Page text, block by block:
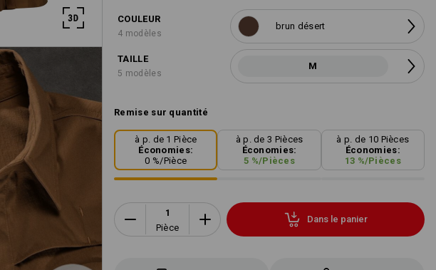
COULEUR
4 modèles
brun désert
TAILLE
5 modèles
M
Remise sur quantité
à p. de 1 Pièce
Économies:
0 %/Pièce
à p. de 3 Pièces
Économies:
5 %/Pièces
à p. de 10 Pièces
Économies:
13 %/Pièces
Pièce
Dans le panier